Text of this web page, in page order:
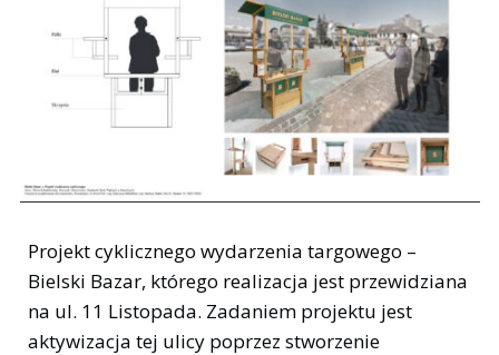
Projekt cyklicznego wydarzenia targowego –
Bielski Bazar, którego realizacja jest przewidziana
na ul. 11 Listopada. Zadaniem projektu jest
aktywizacja tej ulicy poprzez stworzenie